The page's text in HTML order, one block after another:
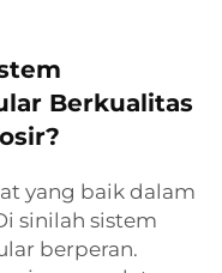
Berkualitas
yang baik dalam
sinilah sistem
berperan.